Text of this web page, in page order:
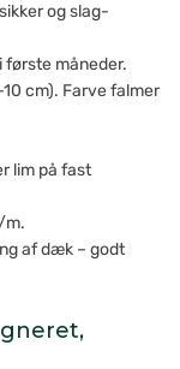
og slag­
første måneder.
cm). Farve falmer
lim på fast
m.
af dæk – godt